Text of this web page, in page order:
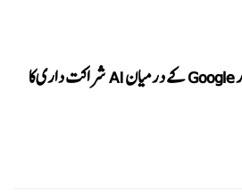
Apple اور Google کے درمیان AI شراکت داری کا